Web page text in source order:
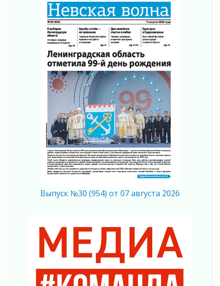
04 августа 2026
Вниманию автомобилистов!
04 августа 2026
Память, сталь и музыка
04 августа 2026
Регион готовится к выборам
04 августа 2026
Никакого принуждения, только письменное
04 августа 2026
Без риска для здоровья и кошелька
04 августа 2026
Важная информация
04 августа 2026
Что делать со сбережениями
Награды нашли строителей
труда в ЖКХ
03 августа 2026
Поддержка волонтерских объединений
Ладожский мост полностью закроют на два
Выпуск №30 (954) от 07 августа 2026